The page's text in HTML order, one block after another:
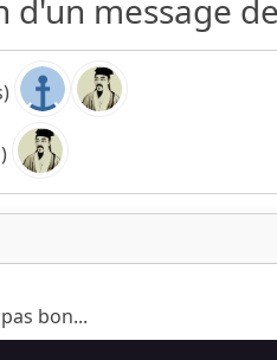
d'un message
bon...